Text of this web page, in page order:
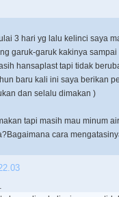
3 hari yg lalu kelinci saya
garuk-garuk kakinya sampai
hansaplast tapi tidak
baru kali ini saya berikan
dan selalu dimakan )
tapi masih mau minum
cara